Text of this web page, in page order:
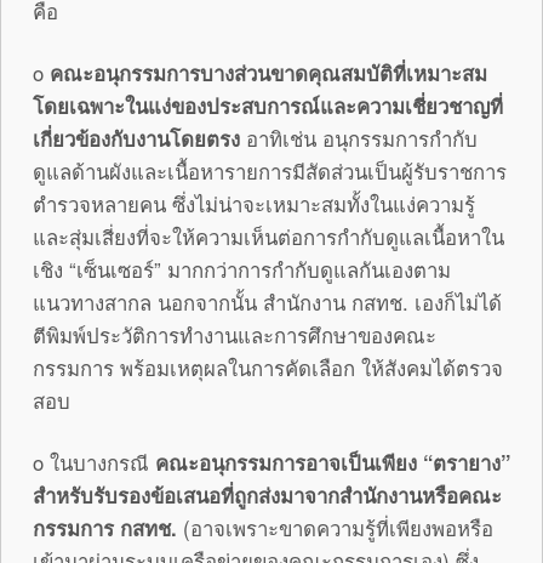
คือ
o คณะอนุกรรมการบางส่วนขาดคุณสมบัติที่เหมาะสม
โดยเฉพาะในแง่ของประสบการณ์และความเชี่ยวชาญที่
เกี่ยวข้องกับงานโดยตรง อาทิเช่น อนุกรรมการกำกับ
ดูแลด้านผังและเนื้อหารายการมีสัดส่วนเป็นผู้รับราชการ
ตำรวจหลายคน ซึ่งไม่น่าจะเหมาะสมทั้งในแง่ความรู้
และสุ่มเสี่ยงที่จะให้ความเห็นต่อการกำกับดูแลเนื้อหาใน
เชิง “เซ็นเซอร์” มากกว่าการกำกับดูแลกันเองตาม
แนวทางสากล นอกจากนั้น สำนักงาน กสทช. เองก็ไม่ได้
ตีพิมพ์ประวัติการทำงานและการศึกษาของคณะ
กรรมการ พร้อมเหตุผลในการคัดเลือก ให้สังคมได้ตรวจ
สอบ
o ในบางกรณี คณะอนุกรรมการอาจเป็นเพียง “ตรายาง”
สำหรับรับรองข้อเสนอที่ถูกส่งมาจากสำนักงานหรือคณะ
กรรมการ กสทช. (อาจเพราะขาดความรู้ที่เพียงพอหรือ